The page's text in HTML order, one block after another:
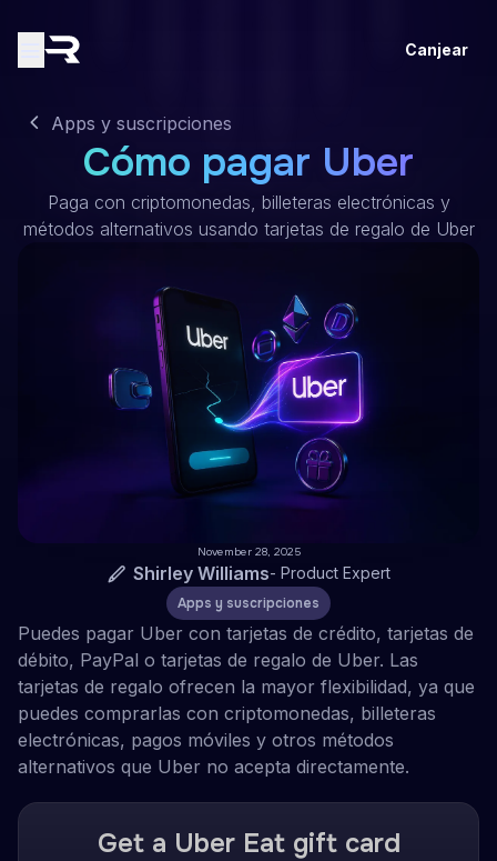
Canjear
Apps y suscripciones
Cómo pagar Uber
Paga con criptomonedas, billeteras electrónicas y
métodos alternativos usando tarjetas de regalo de Uber
Shirley Williams- Product Expert
November 28, 2025
Apps y suscripciones
Puedes pagar Uber con tarjetas de crédito, tarjetas de
débito, PayPal o tarjetas de regalo de Uber. Las
tarjetas de regalo ofrecen la mayor flexibilidad, ya que
puedes comprarlas con criptomonedas, billeteras
electrónicas, pagos móviles y otros métodos
alternativos que Uber no acepta directamente.
Get a Uber Eat gift card